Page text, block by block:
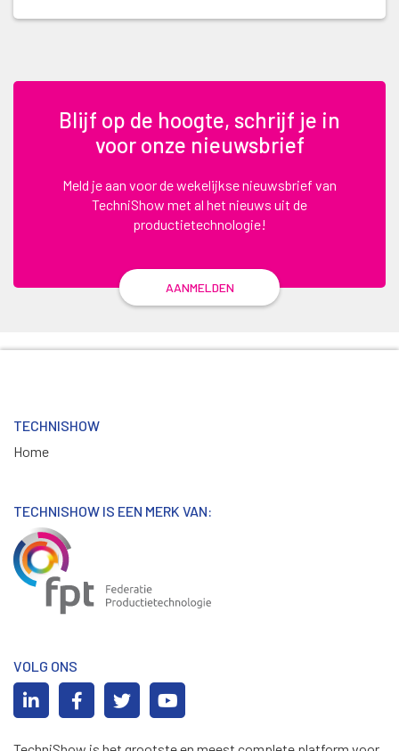
Blijf op de hoogte, schrijf je in
voor onze nieuwsbrief
Meld je aan voor de wekelijkse nieuwsbrief van
TechniShow met al het nieuws uit de
productietechnologie!
AANMELDEN
TECHNISHOW
Home
TECHNISHOW IS EEN MERK VAN:
VOLG ONS